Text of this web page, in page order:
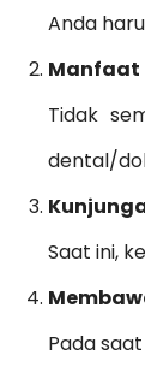
Anda
Manfaat
Tidak
dental/
Saat ini,
Pada